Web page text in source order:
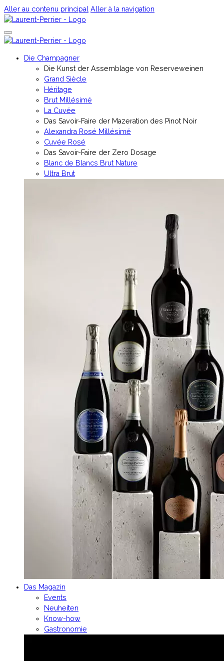
Aller au contenu principal Aller à la navigation
Die Champagner
Die Kunst der Assemblage von Reserveweinen
Grand Siècle
Héritage
Brut Millésimé
La Cuvée
Das Savoir-Faire der Mazeration des Pinot Noir
Alexandra Rosé Millésimé
Cuvée Rosé
Das Savoir-Faire der Zero Dosage
Blanc de Blancs Brut Nature
Ultra Brut
Das Magazin
Events
Neuheiten
Know-how
Gastronomie